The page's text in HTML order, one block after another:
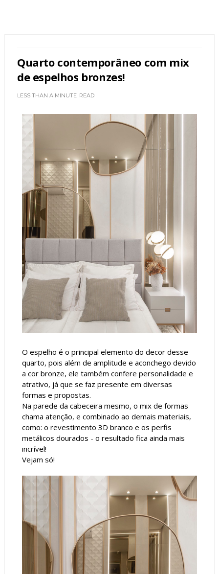
Quarto contemporâneo com mix
de espelhos bronzes!
LESS THAN A MINUTE READ
O espelho é o principal elemento do decor desse
quarto, pois além de amplitude e aconchego devido
a cor bronze, ele também confere personalidade e
atrativo, já que se faz presente em diversas
formas e propostas.
Na parede da cabeceira mesmo, o mix de formas
chama atenção, e combinado ao demais materiais,
como: o revestimento 3D branco e os perfis
metálicos dourados - o resultado fica ainda mais
incrível!
Vejam só!